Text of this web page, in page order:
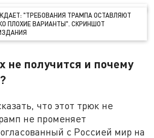
"ТРЕБОВАНИЯ ТРАМПА ОСТАВЛЯЮТ
ПЛОХИЕ ВАРИАНТЫ". СКРИНШОТ
не получится и почему
что этот трюк не
не променяет
с Россией мир на